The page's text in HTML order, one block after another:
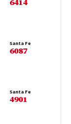
Santa Fe
6087
Santa Fe
4901